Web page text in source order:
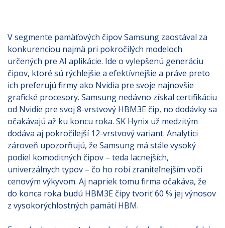
V segmente pamäťových čipov Samsung zaostával za
konkurenciou najmä pri pokročilých modeloch
určených pre AI aplikácie. Ide o vylepšenú generáciu
čipov, ktoré sú rýchlejšie a efektívnejšie a práve preto
ich preferujú firmy ako Nvidia pre svoje najnovšie
grafické procesory. Samsung nedávno získal certifikáciu
od Nvidie pre svoj 8-vrstvový HBM3E čip, no dodávky sa
očakávajú až ku koncu roka. SK Hynix už medzitým
dodáva aj pokročilejší 12-vrstvový variant. Analytici
zároveň upozorňujú, že Samsung má stále vysoký
podiel komoditných čipov – teda lacnejších,
univerzálnych typov – čo ho robí zraniteľnejším voči
cenovým výkyvom. Aj napriek tomu firma očakáva, že
do konca roka budú HBM3E čipy tvoriť 60 % jej výnosov
z vysokorýchlostných pamätí HBM.